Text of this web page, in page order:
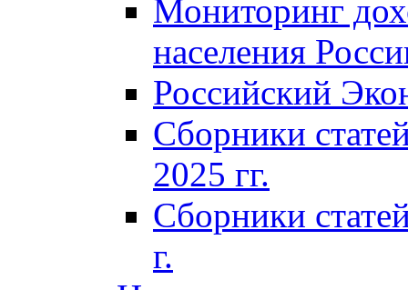
Мониторинг
населения
Российский
Сборники
2025 гг.
Сборники
г.